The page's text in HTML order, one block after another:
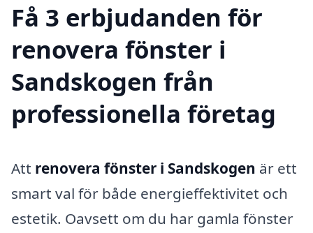
Få 3 erbjudanden för
renovera fönster i
Sandskogen från
professionella företag
Att renovera fönster i Sandskogen är ett
smart val för både energi­effektivitet och
estetik. Oavsett om du har gamla fönster